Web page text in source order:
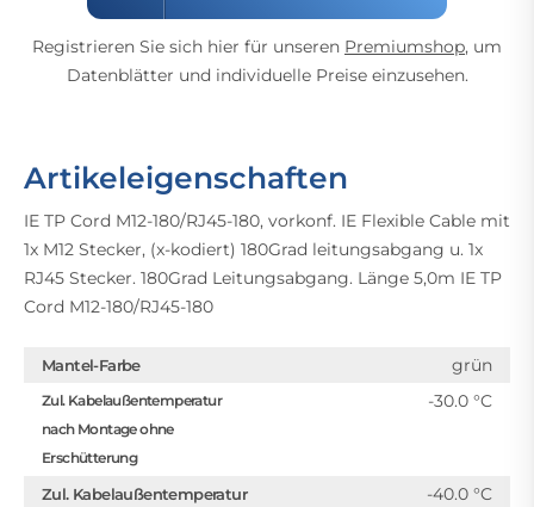
Registrieren Sie sich hier für unseren Premiumshop, um
Datenblätter und individuelle Preise einzusehen.
Artikeleigenschaften
IE TP Cord M12-180/RJ45-180, vorkonf. IE Flexible Cable mit
1x M12 Stecker, (x-kodiert) 180Grad leitungsabgang u. 1x
RJ45 Stecker. 180Grad Leitungsabgang. Länge 5,0m IE TP
Cord M12-180/RJ45-180
Mantel-Farbe grün
Zul. Kabelaußentemperatur
nach Montage ohne
Erschütterung
-30.0 °C
Zul. Kabelaußentemperatur
-40.0 °C